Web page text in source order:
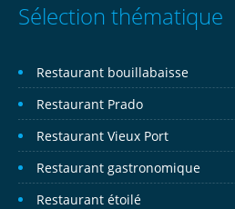
Sélection thématique
Restaurant bouillabaisse
Restaurant Prado
Restaurant Vieux Port
Restaurant gastronomique
Restaurant étoilé